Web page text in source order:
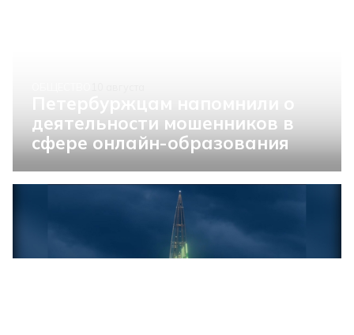
деятельности мошенников в
сфере онлайн-образования